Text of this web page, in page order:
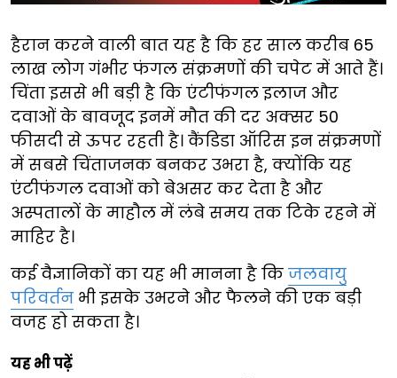
हैरान करने वाली बात यह है कि हर साल करीब 65
लाख लोग गंभीर फंगल संक्रमणों की चपेट में आते हैं।
चिंता इससे भी बड़ी है कि एंटीफंगल इलाज और
दवाओं के बावजूद इनमें मौत की दर अक्सर 50
फीसदी से ऊपर रहती है। कैंडिडा ऑरिस इन संक्रमणों
में सबसे चिंताजनक बनकर उभरा है, क्योंकि यह
एंटीफंगल दवाओं को बेअसर कर देता है और
अस्पतालों के माहौल में लंबे समय तक टिके रहने में
माहिर है।
कई वैज्ञानिकों का यह भी मानना है कि जलवायु
परिवर्तन भी इसके उभरने और फैलने की एक बड़ी
वजह हो सकता है।
यह भी पढ़ें